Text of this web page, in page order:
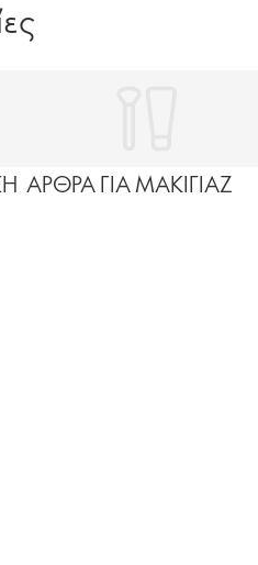
ΑΡΘΡΑ ΓΙΑ ΜΑΚΙΓΙΑΖ